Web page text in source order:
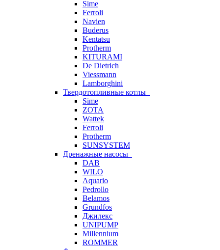
Sime
Ferroli
Navien
Buderus
Kentatsu
Protherm
KITURAMI
De Dietrich
Viessmann
Lamborghini
Твердотопливные котлы
Sime
ZOTA
Wattek
Ferroli
Protherm
SUNSYSTEM
Дренажные насосы
DAB
WILO
Aquario
Pedrollo
Belamos
Grundfos
Джилекс
UNIPUMP
Millennium
ROMMER